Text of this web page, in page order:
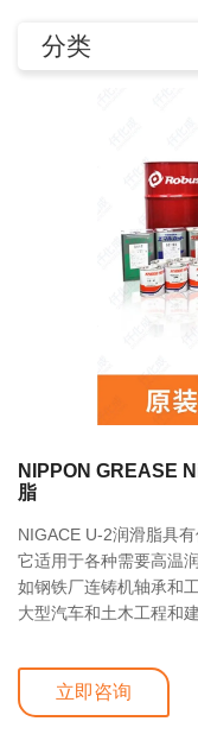
分类
0755-86192801
深圳市南山区
NIPPON GREASE
脂
NIGACE U-2润滑脂具有
它适用于各种需要高温
如钢铁厂连铸机轴承和工
大型汽车和土木工程和
立即咨询